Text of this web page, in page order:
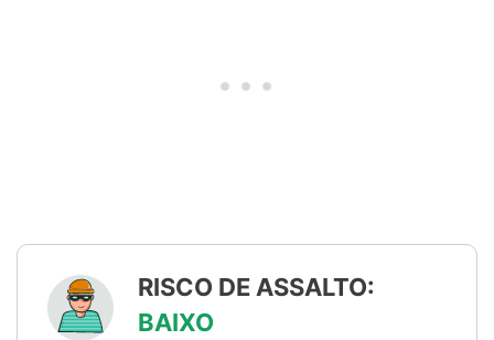
RISCO DE ASSALTO:
BAIXO